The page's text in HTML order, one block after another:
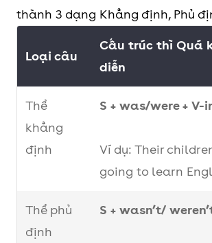
thành 3 dạng Khẳng định, Phủ
Loại câu
Cấu trúc thì Quá
diễn
Thể
khẳng
định
S + was/were + V-
Ví dụ: Their
going to learn
Thể phủ
định
S + wasn’t/